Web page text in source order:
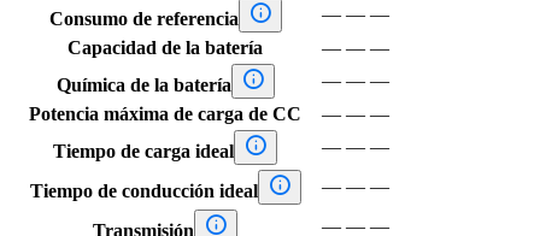
Consumo de referencia  — — —
Capacidad de la batería
— — —
Química de la batería
 — — —
Potencia máxima de carga de CC
— — —
Tiempo de carga ideal  — — —
Tiempo de conducción ideal  — — —
Transmisión  — — —